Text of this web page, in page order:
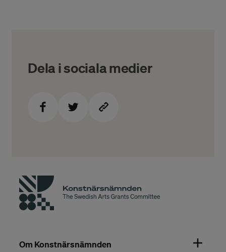
Dela i sociala medier
Om Konstnärsnämnden